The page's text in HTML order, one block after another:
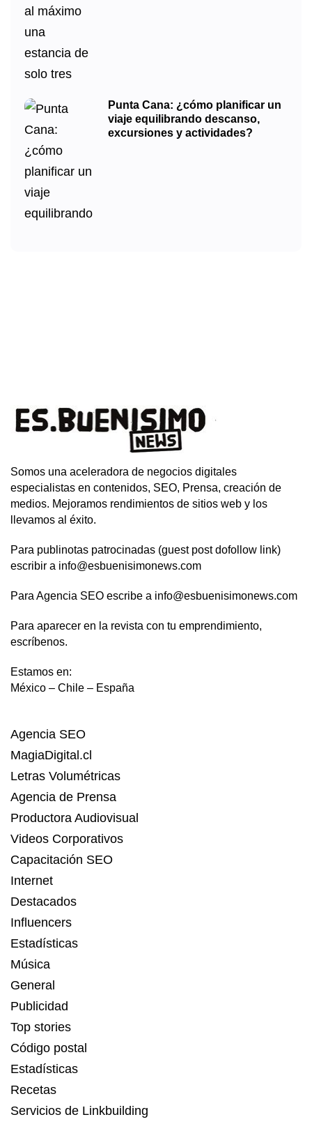
Punta Cana: ¿cómo planificar un
viaje equilibrando descanso,
excursiones y actividades?
Somos una aceleradora de negocios digitales
especialistas en contenidos, SEO, Prensa, creación de
medios. Mejoramos rendimientos de sitios web y los
llevamos al éxito.
Para publinotas patrocinadas (guest post dofollow link)
escribir a info@esbuenisimonews.com
Para Agencia SEO escribe a info@esbuenisimonews.com
Para aparecer en la revista con tu emprendimiento,
escríbenos.
Estamos en:
México – Chile – España
Agencia SEO
MagiaDigital.cl
Letras Volumétricas
Agencia de Prensa
Productora Audiovisual
Videos Corporativos
Capacitación SEO
Internet
Destacados
Influencers
Estadísticas
Música
General
Publicidad
Top stories
Código postal
Estadísticas
Recetas
Servicios de Linkbuilding